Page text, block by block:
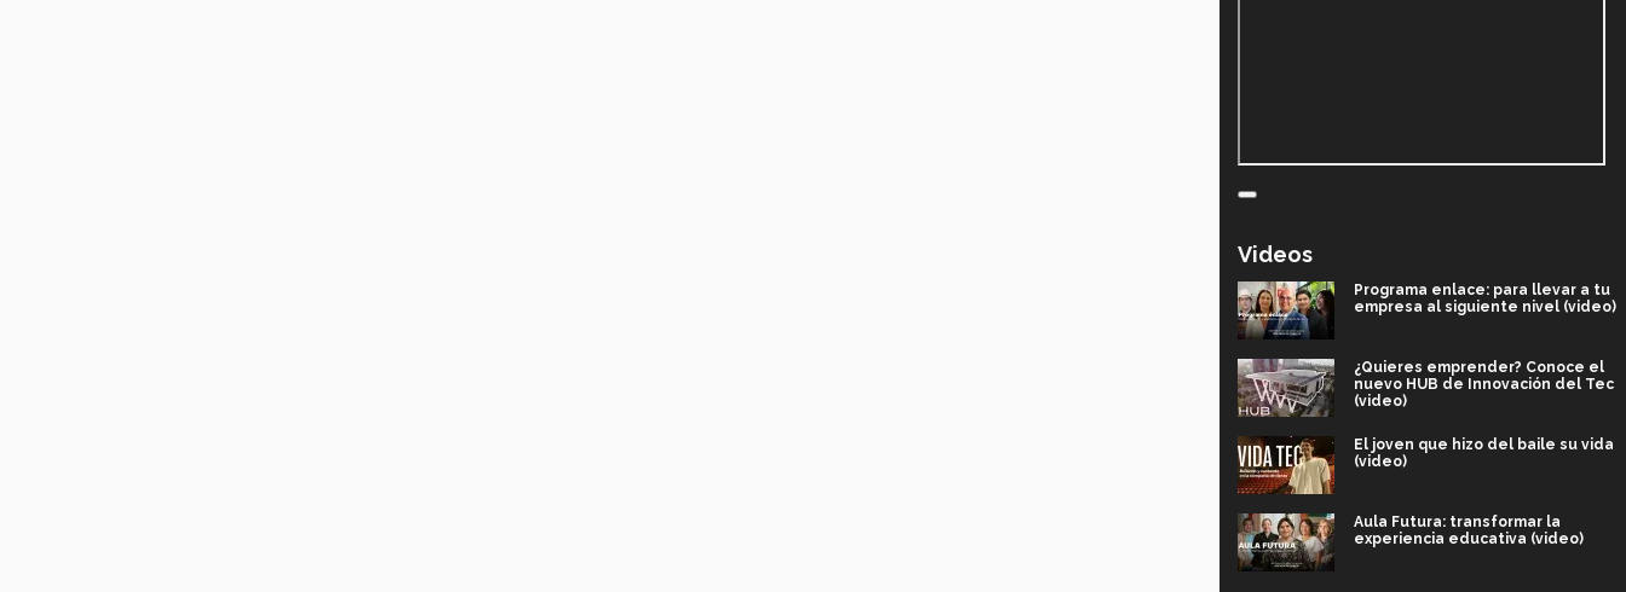
Videos
Programa enlace: para llevar a tu
empresa al siguiente nivel (video)
¿Quieres emprender? Conoce el
nuevo HUB de Innovación del Tec
(video)
El joven que hizo del baile su vida
(video)
Aula Futura: transformar la
experiencia educativa (video)